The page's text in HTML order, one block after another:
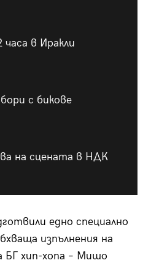
в Иракли
с бикове
на сцената в НДК
едно специално
изпълнения на
БГ хип-хопа – Мишо